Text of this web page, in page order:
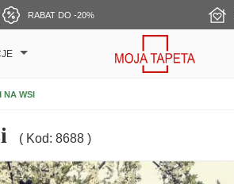
RABAT DO -20%
NA WSI
( Kod: 8688 )